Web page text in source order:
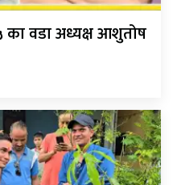
का वडा अध्यक्ष आशुतोष